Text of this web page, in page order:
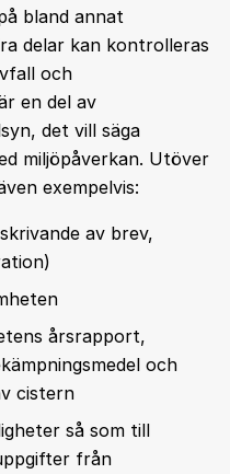
bland annat
delar kan kontrolleras
och
en del av
det vill säga
miljöpåverkan. Utöver
exempelvis:
av brev,
årsrapport,
och
cistern
så som till
från